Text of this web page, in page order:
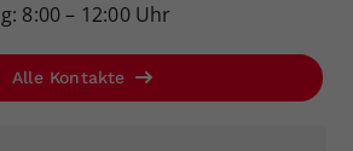
8:00 – 12:00 Uhr
Alle Kontakte